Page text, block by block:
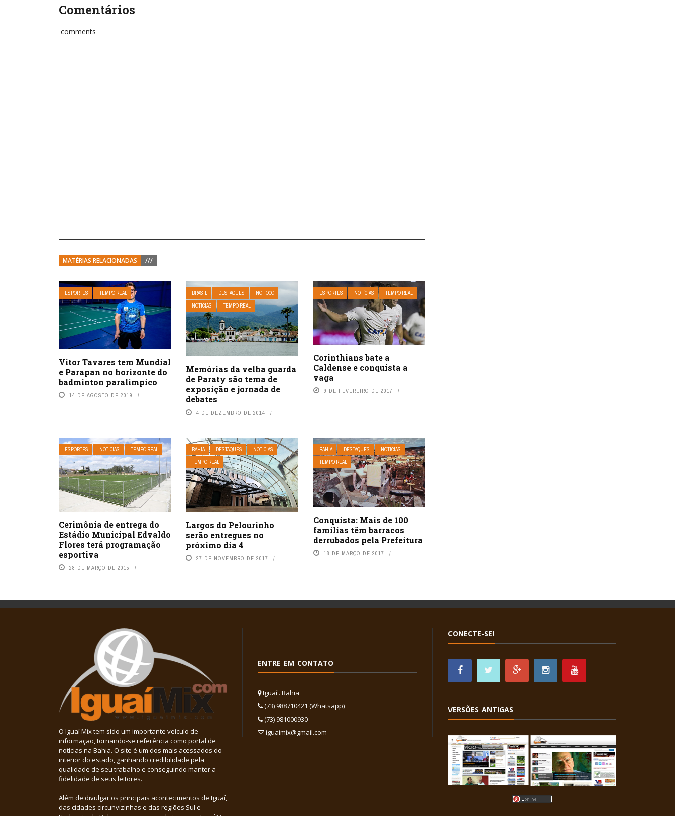
Comentários
comments
MATÉRIAS RELACIONADAS ///
ESPORTES TEMPO REAL
Vitor Tavares tem Mundial
e Parapan no horizonte do
badminton paralímpico
14 DE AGOSTO DE 2019
BRASIL DESTAQUES
NO FOCO
NOTÍCIAS
TEMPO REAL
Memórias da velha guarda
de Paraty são tema de
exposição e jornada de
debates
4 DE DEZEMBRO DE 2014
ESPORTES NOTÍCIAS TEMPO REAL
Corinthians bate a
Caldense e conquista a
vaga
9 DE FEVEREIRO DE 2017
ESPORTES NOTÍCIAS TEMPO REAL
Cerimônia de entrega do
Estádio Municipal Edvaldo
Flores terá programação
esportiva
28 DE MARÇO DE 2015
BAHIA DESTAQUES
NOTÍCIAS
TEMPO REAL
Largos do Pelourinho
serão entregues no
próximo dia 4
27 DE NOVEMBRO DE 2017
BAHIA DESTAQUES
NOTÍCIAS
TEMPO REAL
Conquista: Mais de 100
famílias têm barracos
derrubados pela Prefeitura
18 DE MARÇO DE 2017
O Iguaí Mix tem sido um importante veículo de
informação, tornando-se referência como portal de
notícias na Bahia. O site é um dos mais acessados do
interior do estado, ganhando credibilidade pela
qualidade de seu trabalho e conseguindo manter a
fidelidade de seus leitores.
Além de divulgar os principais acontecimentos de Iguaí,
das cidades circunvizinhas e das regiões Sul e
ENTRE EM CONTATO
Iguaí . Bahia
(73) 988710421 (Whatsapp)
(73) 981000930
iguaimix@gmail.com
CONECTE-SE!
VERSÕES ANTIGAS